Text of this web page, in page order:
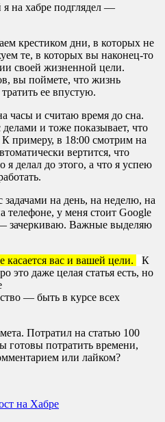
на хабре подглядел —
крестиком дни, в которых не
те, в которых вы наконец-то
своей жизненной цели.
вы поймете, что жизнь
ее впустую.
часы и считаю время до сна.
и тоже показывает, что
К примеру, в 18:00 смотрим на
вертится, что
я делал до этого, а что я успею
на день, на неделю, на
у меня стоит Google
зачеркиваю. Важные выделяю
касается вас и вашей цели.
К
это даже целая статья есть, но
— быть в курсе всех
Потратил на статью 100
готовы потратить времени,
или лайком?
на Хабре